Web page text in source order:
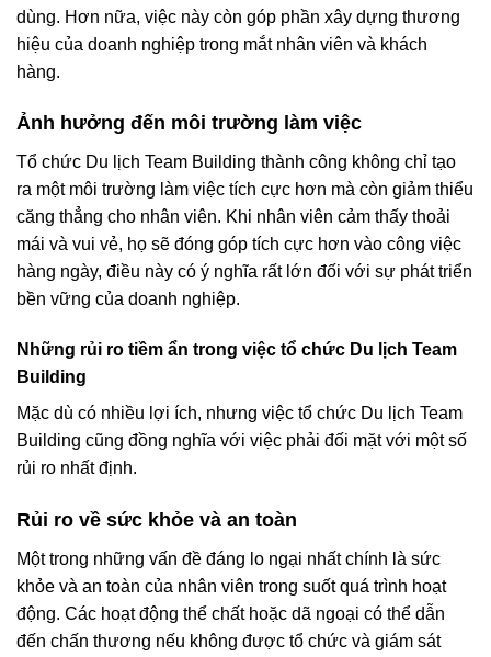
dùng. Hơn nữa, việc này còn góp phần xây dựng thương
hiệu của doanh nghiệp trong mắt nhân viên và khách
hàng.
Ảnh hưởng đến môi trường làm việc
Tổ chức Du lịch Team Building thành công không chỉ tạo
ra một môi trường làm việc tích cực hơn mà còn giảm thiểu
căng thẳng cho nhân viên. Khi nhân viên cảm thấy thoải
mái và vui vẻ, họ sẽ đóng góp tích cực hơn vào công việc
hàng ngày, điều này có ý nghĩa rất lớn đối với sự phát triển
bền vững của doanh nghiệp.
Những rủi ro tiềm ẩn trong việc tổ chức Du lịch Team
Building
Mặc dù có nhiều lợi ích, nhưng việc tổ chức Du lịch Team
Building cũng đồng nghĩa với việc phải đối mặt với một số
rủi ro nhất định.
Rủi ro về sức khỏe và an toàn
Một trong những vấn đề đáng lo ngại nhất chính là sức
khỏe và an toàn của nhân viên trong suốt quá trình hoạt
động. Các hoạt động thể chất hoặc dã ngoại có thể dẫn
đến chấn thương nếu không được tổ chức và giám sát